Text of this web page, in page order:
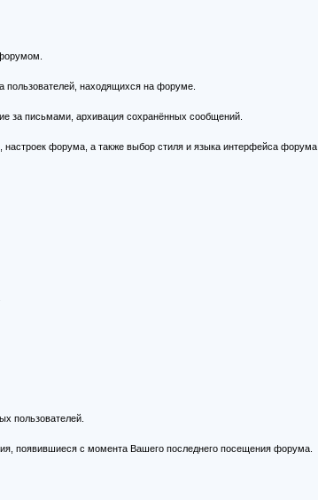
пользователей, находящихся на форуме.
за письмами, архивация сохранённых сообщений.
настроек форума, а также выбор стиля и языка интерфейса форума.
пользователей.
появившиеся с момента Вашего последнего посещения форума.